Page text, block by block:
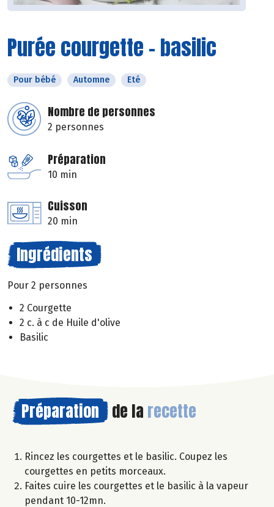
Purée courgette - basilic
Pour bébé Automne Eté
Nombre de personnes
2 personnes
Préparation
10 min
Cuisson
20 min
Ingrédients
Pour 2 personnes
2 Courgette
2 c. à c de Huile d'olive
Basilic
Préparation de la recette
Rincez les courgettes et le basilic. Coupez les
courgettes en petits morceaux.
Faites cuire les courgettes et le basilic à la vapeur
pendant 10-12mn.